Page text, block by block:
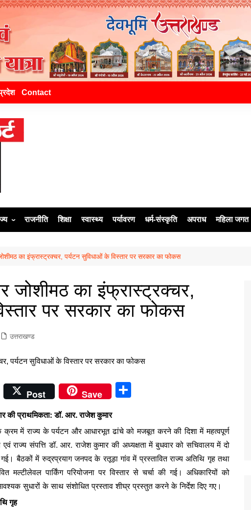
Contact
राजनीति शिक्षा स्वास्थ्य पर्यावरण धर्म-संस्कृति अपराध महिला जगत
का इंफ्रास्ट्रक्चर, पर्यटन सुविधाओं के विस्तार पर सरकार का फोकस
जोशीमठ का इंफ्रास्ट्रक्चर,
पर सरकार का फोकस
उत्तराखण्ड
Post Save
e
की प्राथमिकता: डॉ. आर. राजेश कुमार
क्रम में राज्य के पर्यटन और आधारभूत ढांचे को मजबूत करने की दिशा में महत्वपूर्ण
राज्य संपत्ति डॉ. आर. राजेश कुमार की अध्यक्षता में बुधवार को सचिवालय में दो
बैठकों में रुद्रप्रयाग जनपद के रतूड़ा गांव में प्रस्तावित राज्य अतिथि गृह तथा
मल्टीलेवल पार्किंग परियोजना पर विस्तार से चर्चा की गई। अधिकारियों को
सुधारों के साथ संशोधित प्रस्ताव शीघ्र प्रस्तुत करने के निर्देश दिए गए।
गृह